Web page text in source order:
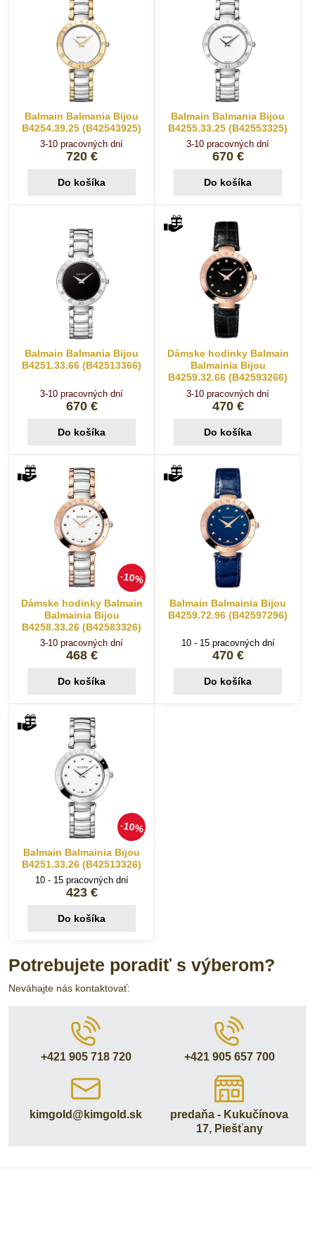
Balmain Balmania Bijou
B4254.39.25 (B42543925)
3-10 pracovných dní
720 €
Do košíka
Balmain Balmania Bijou
B4255.33.25 (B42553325)
3-10 pracovných dní
670 €
Do košíka
Balmain Balmania Bijou
B4251.33.66 (B42513366)
3-10 pracovných dní
670 €
Do košíka
Dámske hodinky Balmain
Balmainia Bijou
B4259.32.66 (B42593266)
3-10 pracovných dní
470 €
Do košíka
10%
Dámske hodinky Balmain
Balmainia Bijou
B4258.33.26 (B42583326)
3-10 pracovných dní
468 €
Do košíka
Balmain Balmainia Bijou
B4259.72.96 (B42597296)
10 - 15 pracovných dní
470 €
Do košíka
10%
Balmain Balmainia Bijou
B4251.33.26 (B42513326)
10 - 15 pracovných dní
423 €
Do košíka
Potrebujete poradiť s výberom?
Neváhajte nás kontaktovať:
+421 905 718 720 +421 905 657 700
kimgold​@kimgold​.sk
predaňa - Kukučínova
17, Piešťany